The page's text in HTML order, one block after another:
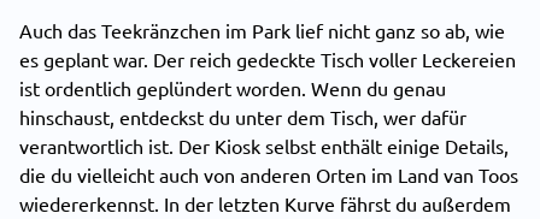
Auch das Teekränzchen im Park lief nicht ganz so ab, wie
es geplant war. Der reich gedeckte Tisch voller Leckereien
ist ordentlich geplündert worden. Wenn du genau
hinschaust, entdeckst du unter dem Tisch, wer dafür
verantwortlich ist. Der Kiosk selbst enthält einige Details,
die du vielleicht auch von anderen Orten im Land van Toos
wiedererkennst. In der letzten Kurve fährst du außerdem